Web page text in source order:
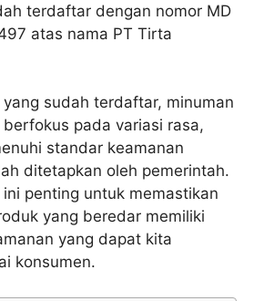
terdaftar dengan nomor MD
atas nama PT Tirta
sudah terdaftar, minuman
pada variasi rasa,
standar keamanan
ditetapkan oleh pemerintah.
penting untuk memastikan
yang beredar memiliki
yang dapat kita
konsumen.